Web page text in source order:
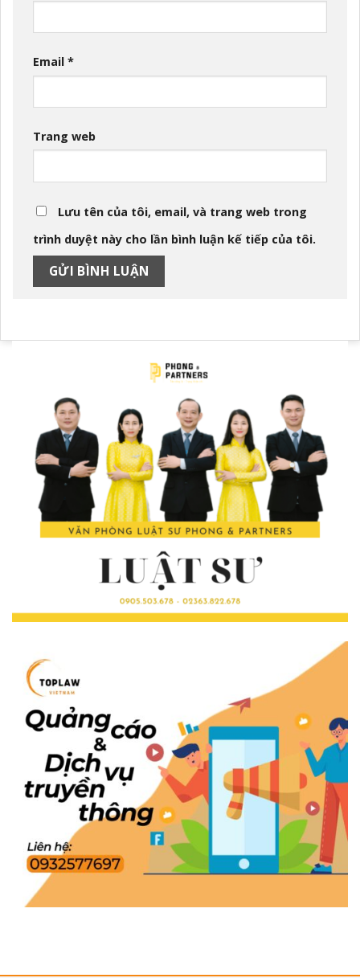
Email *
Trang web
Lưu tên của tôi, email, và trang web trong
trình duyệt này cho lần bình luận kế tiếp của tôi.